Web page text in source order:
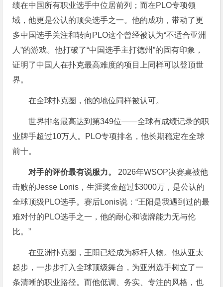
绩在中国所有职业选手中位居前列；而在PLO专项领
域，他更是公认的顶尖选手之一。他的成功，带动了更
多中国选手关注和转向PLO这个曾经被认为“不适合亚洲
人”的游戏。他打破了“中国选手主打德州”的固有印象，
证明了中国人在扑克最高难度的项目上同样可以登顶世
界。
在全球扑克圈，他的地位同样被认可。
世界排名最高达到第349位——全球有成绩记录的职
业牌手超过10万人。PLO专项排名，他长期稳定在全球
前十。
对手的评价最有说服力。
2026年WSOP决赛桌被他
击败的Jesse Lonis，生涯奖金超过$3000万，是公认的
全球顶级PLO选手。赛后Lonis说：“王阳是我遇到过的最
难对付的PLO选手之一，他的耐心和读牌能力无与伦
比。”
在亚洲扑克圈，王阳已经成为标杆人物。他从亚太
起步，一步步打入全球顶级舞台，为亚洲选手树立了一
条清晰的职业路径。而他低调、务实、专注的风格，也